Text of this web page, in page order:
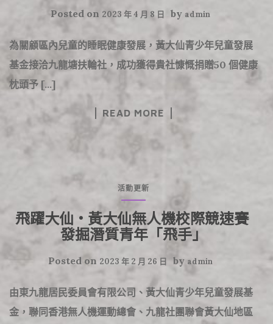
Posted on 2023 年 4 月 8 日 by admin
為關顧區內兒童的睡眠健康發展，黃大仙青少年兒童發展
基金接洽九龍塘扶輪社，成功獲得貴社慷慨捐贈50 個健康
枕頭予 […]
READ MORE
活動更新
飛躍大仙•黃大仙無人機校際競速賽
發掘潛質青年「飛手」
Posted on 2023 年 2 月 26 日 by admin
由東九龍居民委員會有限公司、黃大仙青少年兒童發展基
金，聯同香港無人機運動總會、九龍社團聯會黃大仙地區